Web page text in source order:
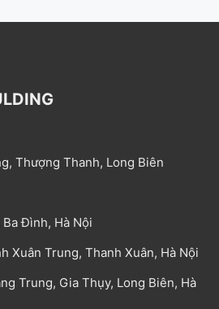
Thượng Thanh, Long Biên
Ba Đình, Hà Nội
Xuân Trung, Thanh Xuân, Hà Nội
Trung, Gia Thụy, Long Biên, Hà